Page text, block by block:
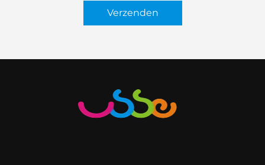
Verzenden